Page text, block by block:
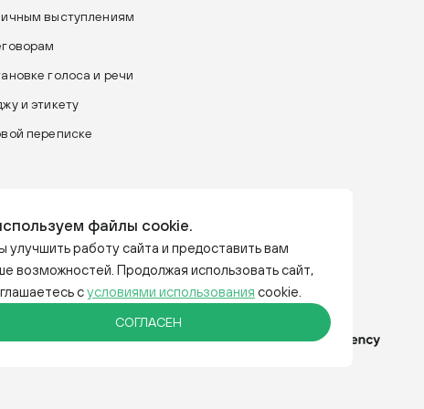
файлы cookie.
улучшить работу сайта и предоставить вам
возможностей. Продолжая использовать сайт,
сусловиями использования cookie.
СОГЛАСЕН
выступлениям
голоса и речи
и этикету
переписке
за слова.